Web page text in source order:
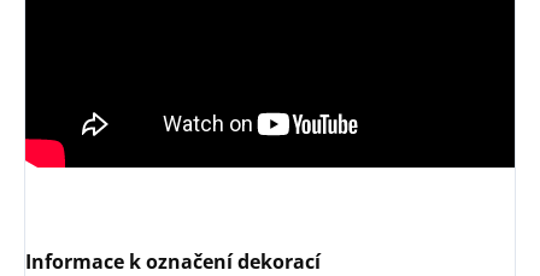
Informace k označení dekorací